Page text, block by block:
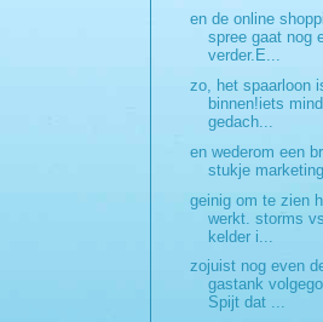
en de online
spree gaat nog
verder.E...
zo, het spaarloon
binnen!iets
gedach...
en wederom een
stukje marketing
geinig om te zien
werkt. storms vs
kelder i...
zojuist nog even
gastank
Spijt dat ...